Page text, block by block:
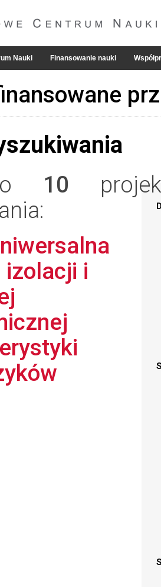
Nauki Finansowanie nauki
10
izolacji i